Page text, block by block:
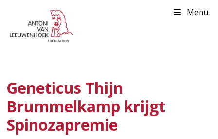
Menu
Geneticus Thijn
Brummelkamp krijgt
Spinozapremie